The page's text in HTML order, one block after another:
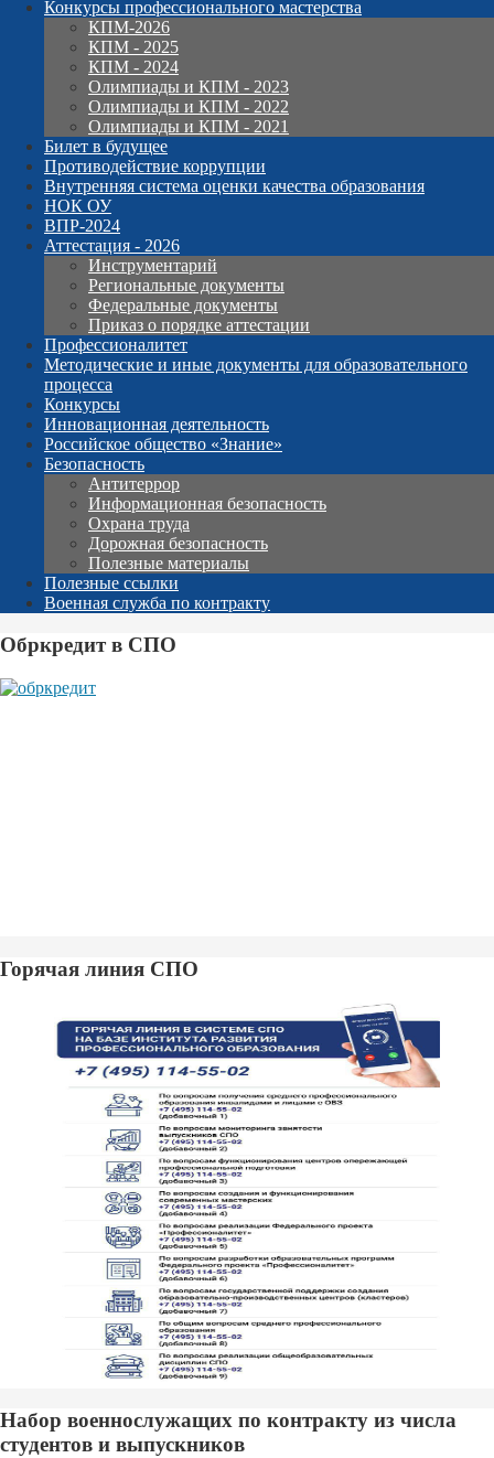
Конкурсы профессионального мастерства
КПМ-2026
КПМ - 2025
КПМ - 2024
Олимпиады и КПМ - 2023
Олимпиады и КПМ - 2022
Олимпиады и КПМ - 2021
Билет в будущее
Противодействие коррупции
Внутренняя система оценки качества образования
НОК ОУ
ВПР-2024
Аттестация - 2026
Инструментарий
Региональные документы
Федеральные документы
Приказ о порядке аттестации
Профессионалитет
Методические и иные документы для образовательного
процесса
Конкурсы
Инновационная деятельность
Российское общество «Знание»
Безопасность
Антитеррор
Информационная безопасность
Охрана труда
Дорожная безопасность
Полезные материалы
Полезные ссылки
Военная служба по контракту
Обркредит в СПО
Горячая линия СПО
Набор военнослужащих по контракту из числа
студентов и выпускников